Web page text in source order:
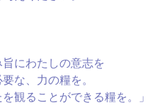
にわたしの意志を
な、力の糧を。
観ることができる糧を。」